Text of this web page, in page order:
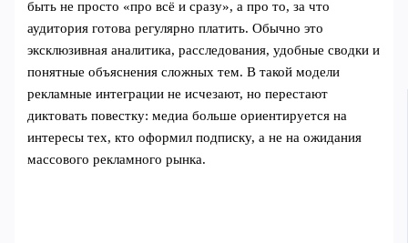
быть не просто «про всё и сразу», а про то, за что
аудитория готова регулярно платить. Обычно это
эксклюзивная аналитика, расследования, удобные сводки и
понятные объяснения сложных тем. В такой модели
рекламные интеграции не исчезают, но перестают
диктовать повестку: медиа больше ориентируется на
интересы тех, кто оформил подписку, а не на ожидания
массового рекламного рынка.